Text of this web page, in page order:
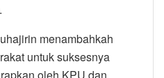
menambahkah
untuk suksesnya
oleh KPU dan